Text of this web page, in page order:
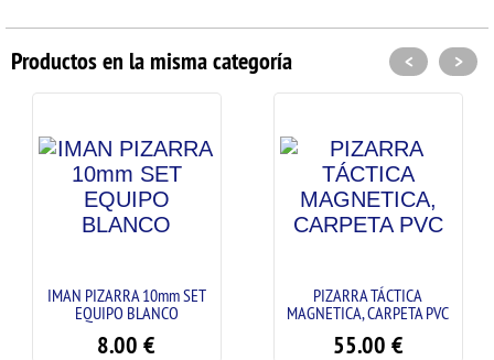
Productos en la misma categoría
PIZARRA 10mm SET
EQUIPO BLANCO
€
PIZARRA TÁCTICA
MAGNETICA, CARPETA PVC
€
< >